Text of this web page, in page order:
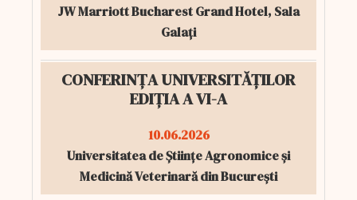
JW Marriott Bucharest Grand Hotel, Sala
Galați
CONFERINȚA UNIVERSITĂȚILOR
EDIȚIA A VI-A
10.06.2026
Universitatea de Științe Agronomice și
Medicină Veterinară din București